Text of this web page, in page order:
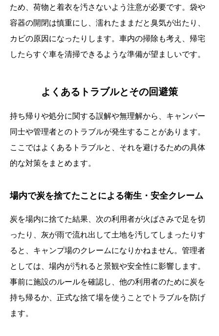
ため、荷物と着衣を汚さないよう注意が必要です。袋や
容器の開閉は慎重にし、濡れたままだと臭気が出たり、
カビの原因になったりします。車内の掃除も考え、帰宅
したらすぐ車を清掃できるような準備が望ましいです。
よくあるトラブルとその回避策
持ち帰りや処分に関する誤解や無理解から、キャンパー
同士や管理者とのトラブルが発生することがあります。
ここではよくあるトラブルと、それを避けるための具体
的な対策をまとめます。
場内で炭を捨てたことによる衛生・安全クレーム
炭を場内に捨てた結果、次の利用者が火ばさみで足を切
ったり、灰が雨で流れ出して土地を汚してしまったりす
ると、キャンプ場のクレームになりかねません。管理者
としては、場内が汚れると景観や安全性に影響します。
事前に施設のルールを確認し、他の利用者のために炭を
持ち帰るか、正式な捨て場を使うことでトラブルを防げ
ます。